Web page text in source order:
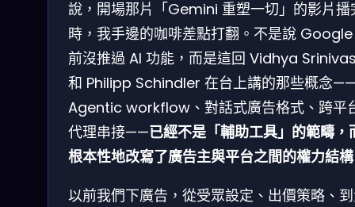
說，開場那片「Gemini 重塑一切」的影片播
時，我手邊的咖啡差點打翻。不是說
前沒推過 AI 功能，而是這回 Vidhya
和 Philipp Schindler 在台上講的那些概念
Agentic workflow、對話式廣告格式、跨平
代理串接——已經不是「輔助工具」的範疇，
根本性地改寫了廣告主與平台之間的權力結構
以前我們下廣告，從受眾設定、出價策略、